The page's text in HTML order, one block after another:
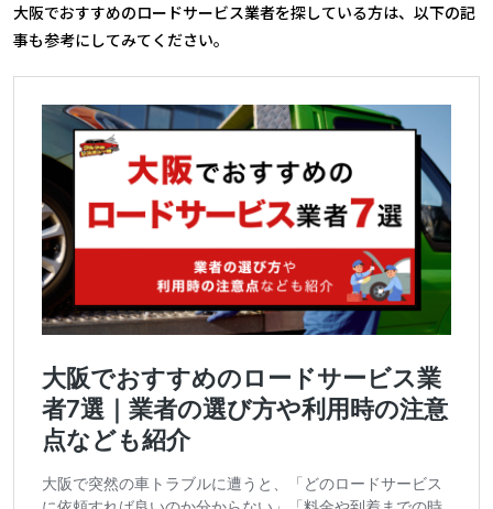
大阪でおすすめのロードサービス業者を探している方は、以下の記
事も参考にしてみてください。